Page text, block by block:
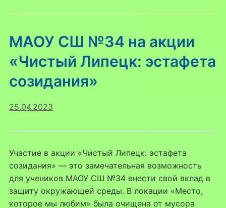
МАОУ СШ №34 на акции
«Чистый Липецк: эстафета
созидания»
25.04.2023
Участие в акции «Чистый Липецк: эстафета
созидания» — это замечательная возможность
для учеников МАОУ СШ №34 внести свой вклад в
защиту окружающей среды. В локации «Место,
которое мы любим» была очищена от мусора